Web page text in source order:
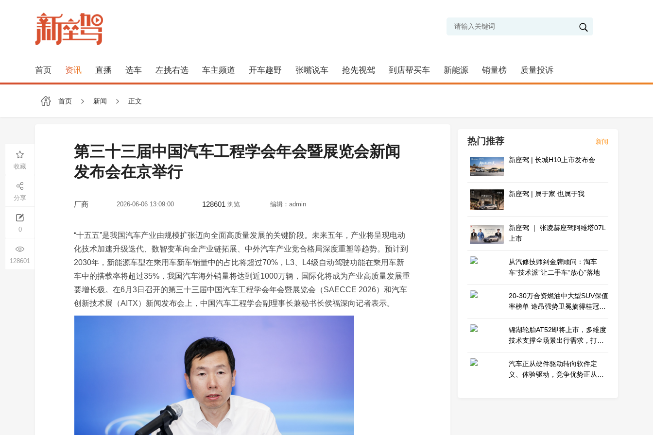
首页 资讯 直播 选车 左挑右选 车主频道 开车趣野 张嘴说车 抢先视驾 到店帮买车 新能源 销量榜 质量投诉
首页 新闻 正文
第三十三届中国汽车工程学会年会暨展览会新闻
发布会在京举行
厂商 2026-06-06 13:09:00 128601 浏览 编辑：admin
收藏
分享
0
128601
“十五五”是我国汽车产业由规模扩张迈向全面高质量发展的关键阶段。未来五年，产业将呈现电动
化技术加速升级迭代、数智变革向全产业链拓展、中外汽车产业竞合格局深度重塑等趋势。预计到
2030年，新能源车型在乘用车新车销量中的占比将超过70%，L3、L4级自动驾驶功能在乘用车新
车中的搭载率将超过35%，我国汽车海外销量将达到近1000万辆，国际化将成为产业高质量发展重
要增长极。在6月3日召开的第三十三届中国汽车工程学会年会暨展览会（SAECCE 2026）和汽车
创新技术展（AITX）新闻发布会上，中国汽车工程学会副理事长兼秘书长侯福深向记者表示。
热门推荐 新闻
新座驾 | 长城H10上市发布会
新座驾 | 属于家 也属于我
新座驾 ｜ 张凌赫座驾阿维塔07L
上市
从汽修技师到金牌顾问：淘车
车“技术派”让二手车“放心”落地
20-30万合资燃油中大型SUV保值
率榜单 途昂强势卫冕摘得桂冠，
锦湖轮胎AT52即将上市，多维度
技术支撑全场景出行需求，打造
汽车正从硬件驱动转向软件定
义、体验驱动，竞争优势正从硬